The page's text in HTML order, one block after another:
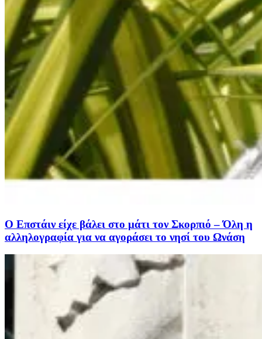
Ο Επστάιν είχε βάλει στο μάτι τον Σκορπιό – Όλη η
αλληλογραφία για να αγοράσει το νησί του Ωνάση